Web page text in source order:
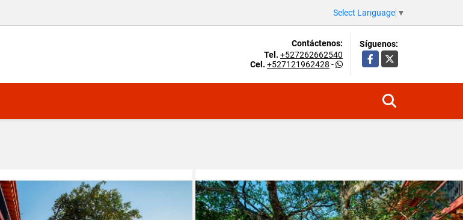
Select Language ▼
Contáctenos:
Tel. +527262662540
Cel. +527121962428 -
Síguenos:
Facebook
X